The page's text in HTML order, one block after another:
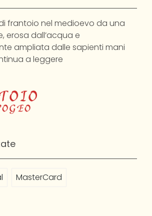
frantoio nel medioevo da una
erosa dall’acqua e
ampliata dalle sapienti mani
a leggere
MasterCard